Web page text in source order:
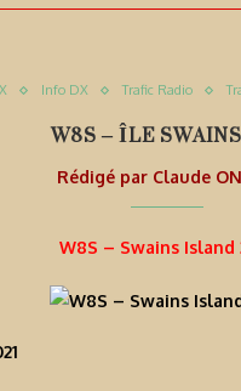
Info DX Trafic Radio
W8S – ÎLE
Rédigé par Claude
W8S – Swains Island